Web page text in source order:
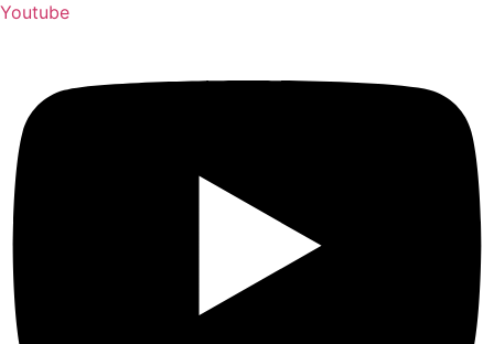
Youtube